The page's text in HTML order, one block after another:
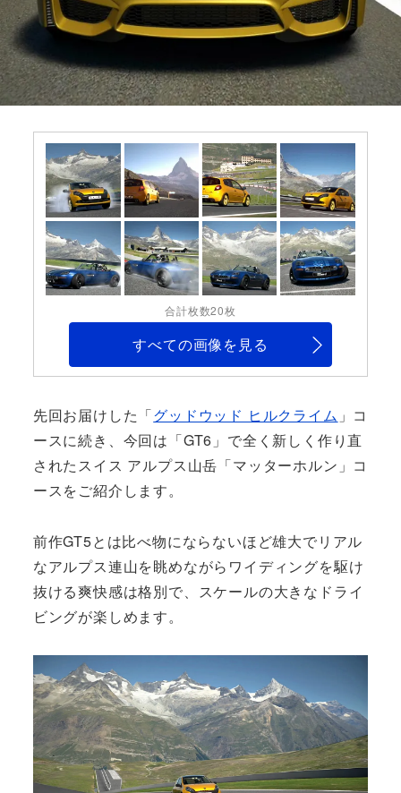
合計枚数20枚
すべての画像を見る
先回お届けした「グッドウッド ヒルクライム 」コ
ースに続き、今回は「GT6」で全く新しく作り直
されたスイス アルプス山岳「マッターホルン」コ
ースをご紹介します。
前作GT5とは比べ物にならないほど雄大でリアル
なアルプス連山を眺めながらワイディングを駆け
抜ける爽快感は格別で、スケールの大きなドライ
ビングが楽しめます。